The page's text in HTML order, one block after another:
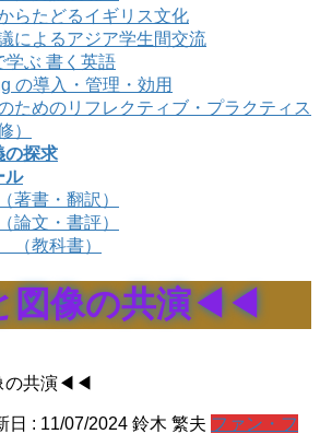
らたどるイギリス文化
によるアジア学生間交流
学ぶ 書く英語
の導入・管理・効用
ためのリフレクティブ・プラクティス
）
の探求
ル
著書・翻訳）
論文・書評）
教科書）
像の共演◀◀
の共演◀◀
日 : 11/07/2024 鈴木 繁夫 ファン・フ